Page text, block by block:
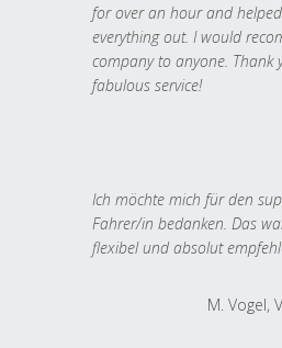
for over an hour and
everything out. I would
company to anyone. Thank
fabulous service!
Ich möchte mich für den
Fahrer/in bedanken. Das
flexibel und absolut
M. Vogel,